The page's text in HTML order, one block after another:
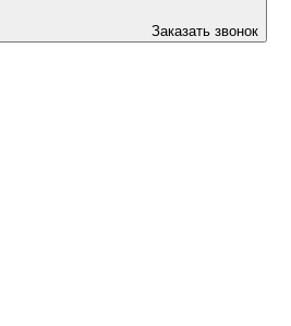
Заказать звонок